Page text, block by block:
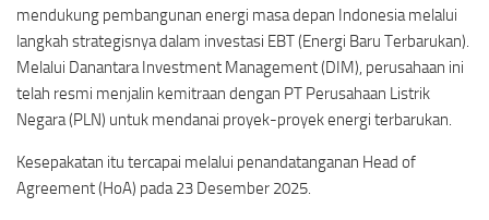
mendukung pembangunan energi masa depan Indonesia melalui
langkah strategisnya dalam investasi EBT (Energi Baru Terbarukan).
Melalui Danantara Investment Management (DIM), perusahaan ini
telah resmi menjalin kemitraan dengan PT Perusahaan Listrik
Negara (PLN) untuk mendanai proyek-proyek energi terbarukan.
Kesepakatan itu tercapai melalui penandatanganan Head of
Agreement (HoA) pada 23 Desember 2025.